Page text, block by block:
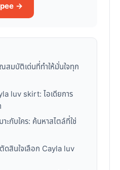
→
มบัติเด่นที่ทำให้มั่นใจทุก
luv skirt: ไอเดียการ
ะกับใคร: ค้นหาสไตล์ที่ใช่
สินใจเลือก Cayla luv